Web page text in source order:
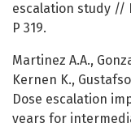
escalation study //
P 319.
Martinez A.A.,
Kernen K.,
Dose escalation
years for